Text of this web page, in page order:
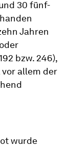
30 fünf-
Jahren
bzw. 246),
allem der
wurde